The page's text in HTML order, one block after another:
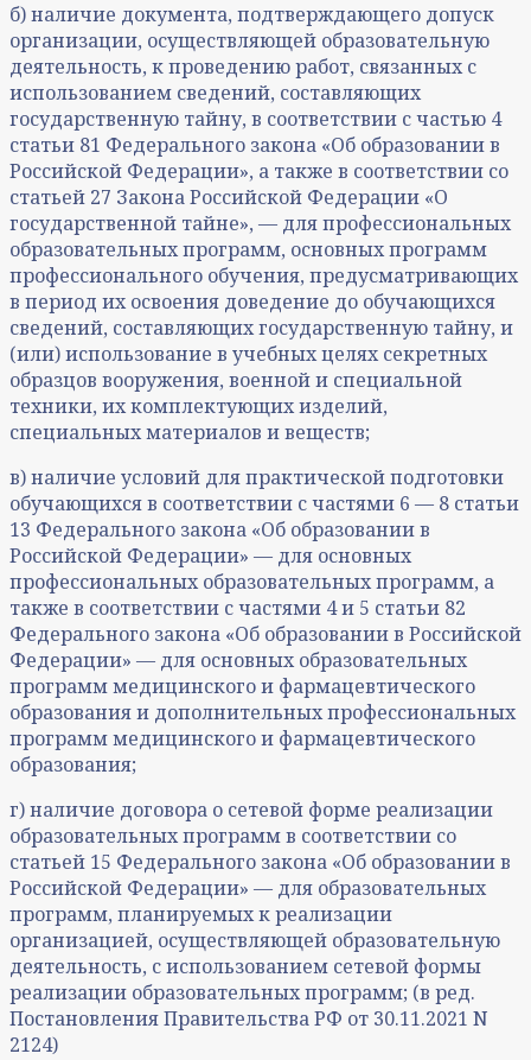
б) наличие документа, подтверждающего допуск
организации, осуществляющей образовательную
деятельность, к проведению работ, связанных с
использованием сведений, составляющих
государственную тайну, в соответствии с частью 4
статьи 81 Федерального закона «Об образовании в
Российской Федерации», а также в соответствии со
статьей 27 Закона Российской Федерации «О
государственной тайне», — для профессиональных
образовательных программ, основных программ
профессионального обучения, предусматривающих
в период их освоения доведение до обучающихся
сведений, составляющих государственную тайну, и
(или) использование в учебных целях секретных
образцов вооружения, военной и специальной
техники, их комплектующих изделий,
специальных материалов и веществ;
в) наличие условий для практической подготовки
обучающихся в соответствии с частями 6 — 8 статьи
13 Федерального закона «Об образовании в
Российской Федерации» — для основных
профессиональных образовательных программ, а
также в соответствии с частями 4 и 5 статьи 82
Федерального закона «Об образовании в Российской
Федерации» — для основных образовательных
программ медицинского и фармацевтического
образования и дополнительных профессиональных
программ медицинского и фармацевтического
образования;
г) наличие договора о сетевой форме реализации
образовательных программ в соответствии со
статьей 15 Федерального закона «Об образовании в
Российской Федерации» — для образовательных
программ, планируемых к реализации
организацией, осуществляющей образовательную
деятельность, с использованием сетевой формы
реализации образовательных программ; (в ред.
Постановления Правительства РФ от 30.11.2021 N
2124)